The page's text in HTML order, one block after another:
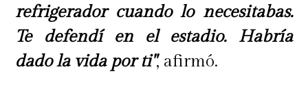
refrigerador cuando lo necesitabas.
Te defendí en el estadio. Habría
dado la vida por ti", afirmó.